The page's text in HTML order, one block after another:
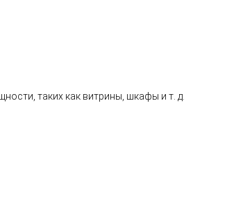
таких как витрины, шкафы и т. д.